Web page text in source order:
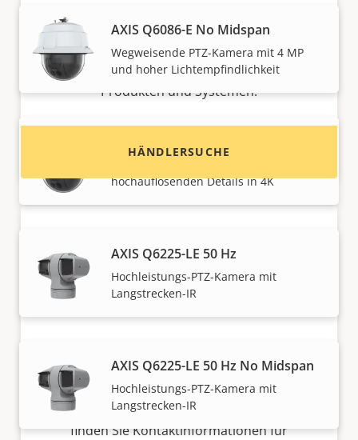
AXIS Q6086-E No Midspan
Wegweisende PTZ-Kamera mit 4 MP
und hoher Lichtempfindlichkeit
AXIS Q6088-E PTZ Camera
hochauflösenden Details in 4K
AXIS Q6225-LE 50 Hz
Hochleistungs-PTZ-Kamera mit
Langstrecken-IR
AXIS Q6225-LE 50 Hz No Midspan
Hochleistungs-PTZ-Kamera mit
Langstrecken-IR
Möchten Sie Axis Produkte kaufen?
Finden Sie Wiederverkäufer,
Systemintegratoren und Installateure von Axis
Produkten und Systemen.
HÄNDLERSUCHE
verkaufen?
Möchten Sie ein Wiederverkäufer werden? Hier
finden Sie Kontaktinformationen für